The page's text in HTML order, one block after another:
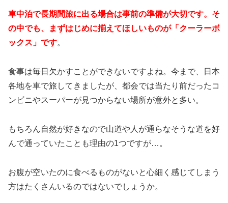
車中泊で長期間旅に出る場合は事前の準備が大切です。そ
の中でも、まずはじめに揃えてほしいものが「クーラーボ
ックス」です。
食事は毎日欠かすことができないですよね。今まで、日本
各地を車で旅してきましたが、都会では当たり前だったコ
ンビニやスーパーが見つからない場所が意外と多い。
もちろん自然が好きなので山道や人が通らなそうな道を好
んで通っていたことも理由の1つですが…。
お腹が空いたのに食べるものがないと心細く感じてしまう
方はたくさんいるのではないでしょうか。